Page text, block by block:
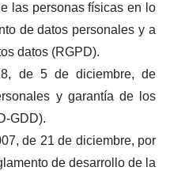
las personas físicas en lo
de datos personales y a
datos (RGPD).
de 5 de diciembre, de
y garantía de los
GDD).
de 21 de diciembre, por
de desarrollo de la